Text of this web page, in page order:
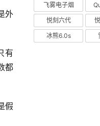
外
有
都
假
飞雾电子烟
悦刻六代
冰熊6.0s